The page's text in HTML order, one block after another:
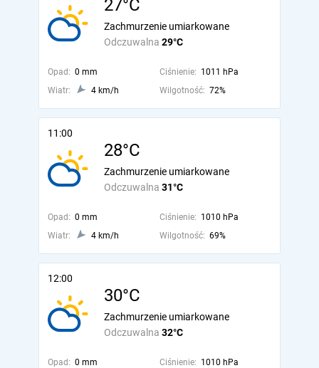
27°C
Odczuwalna 29°C
Zachmurzenie umiarkowane
Opad: 0 mm Ciśnienie: 1011 hPa
Wiatr:
4 km/h Wilgotność: 72%
11:00
28°C
Odczuwalna 31°C
Zachmurzenie umiarkowane
Opad: 0 mm Ciśnienie: 1010 hPa
Wiatr:
4 km/h Wilgotność: 69%
12:00
30°C
Odczuwalna 32°C
Zachmurzenie umiarkowane
Opad: 0 mm Ciśnienie: 1010 hPa